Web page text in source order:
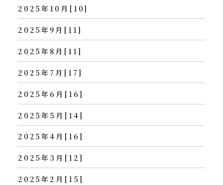
2025年10月[10]
2025年9月[11]
2025年8月[11]
2025年7月[17]
2025年6月[16]
2025年5月[14]
2025年4月[16]
2025年3月[12]
2025年2月[15]